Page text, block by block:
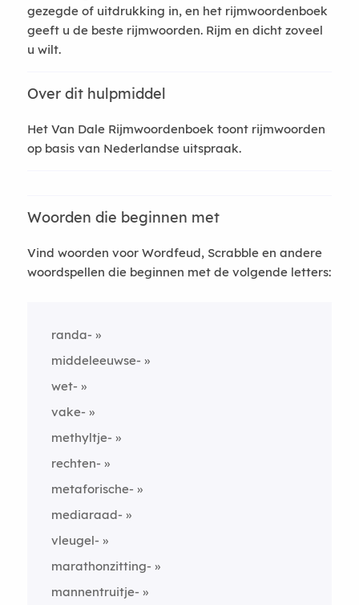
gezegde of uitdrukking in, en het rijmwoordenboek
geeft u de beste rijmwoorden. Rijm en dicht zoveel
u wilt.
Over dit hulpmiddel
Het Van Dale Rijmwoordenboek toont rijmwoorden
op basis van Nederlandse uitspraak.
Woorden die beginnen met
Vind woorden voor Wordfeud, Scrabble en andere
woordspellen die beginnen met de volgende letters:
randa-
middeleeuwse-
wet-
vake-
methyltje-
rechten-
metaforische-
mediaraad-
vleugel-
marathonzitting-
mannentruitje-